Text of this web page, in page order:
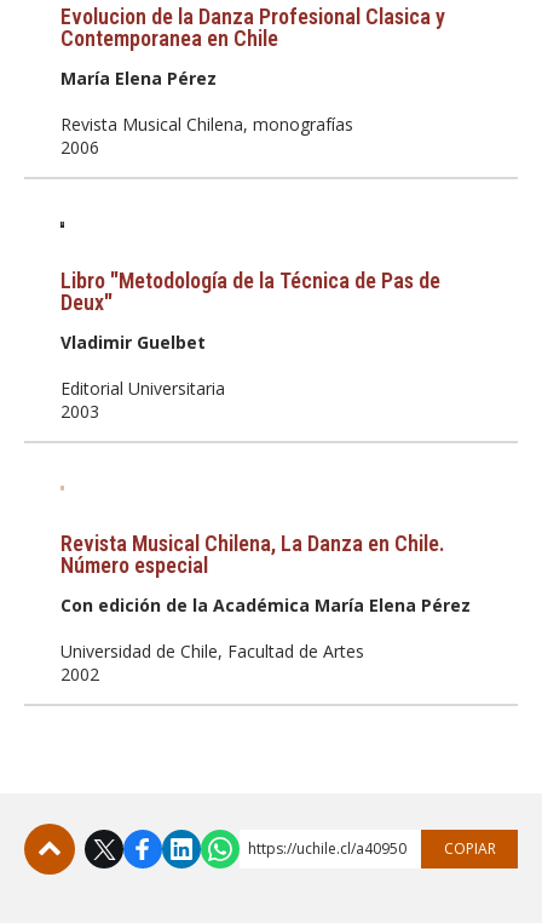
Evolucion de la Danza Profesional Clasica y
Contemporanea en Chile
María Elena Pérez
Revista Musical Chilena, monografías
2006
Libro "Metodología de la Técnica de Pas de
Deux"
Vladimir Guelbet
Editorial Universitaria
2003
Revista Musical Chilena, La Danza en Chile.
Número especial
Con edición de la Académica María Elena Pérez
Universidad de Chile, Facultad de Artes
2002
https://uchile.cl/a40950 COPIAR